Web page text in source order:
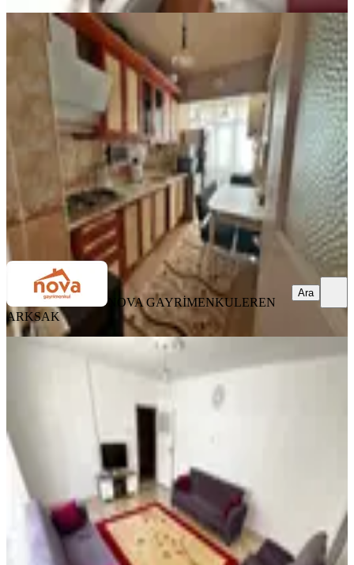
MANZARALI
Maraşel Çakmak Mah. Katta//geniş
M2// Ulaşıma Yakın//%90 Kredi
Sincan, Maraşal Çakmak Mahallesi
3+1
120 m²· 3. Kat·01.08.2026
3.349.999 ₺
NOVA GAYRİMENKUL EREN ARKSAK
NOVA GAYRİMENKULEREN
ARKSAK
Ara
Es As Emlak'tan Mareşal Çakmak
Mh Katta Ön Cephe Fırst 3+1 Daire
Sincan, Maraşal Çakmak Mahallesi
3+1
120 m²·
2.829.000 ₺
Es-As Emlak Mareşal ŞubeAbbas Sağır